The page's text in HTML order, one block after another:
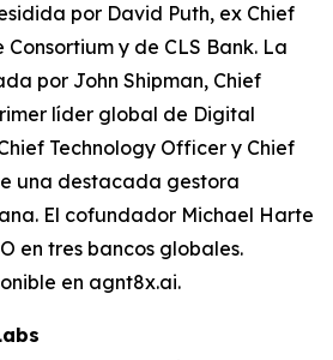
por David Puth, ex Chief
y de CLS Bank. La
por John Shipman, Chief
líder global de Digital
Technology Officer y Chief
una destacada gestora
El cofundador Michael Harte
en tres bancos globales.
en agnt8x.ai.